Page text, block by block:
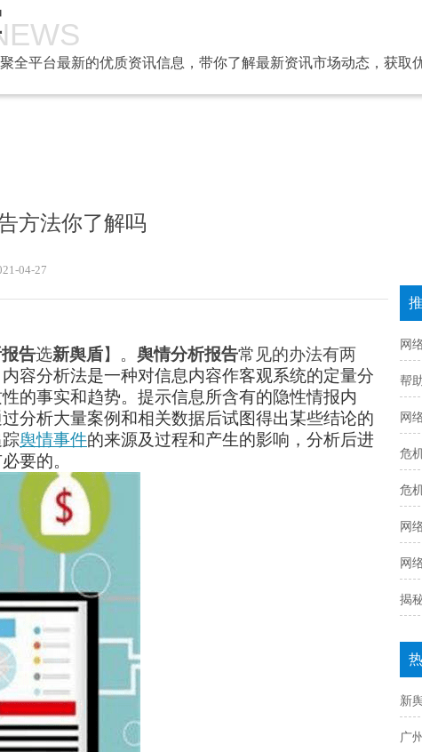
全平台最新的优质资讯信息，带你了解最新资讯市场动态，获取
方法你了解吗
04-27
告选新舆盾】。 舆情分析报告常见的办法有两
容分析法是一种对信息内容作客观系统的定量分
的事实和趋势。提示信息所含有的隐性情报内
分析大量案例和相关数据后试图得出某些结论的
舆情事件的来源及过程和产生的影响，分析后进
要的。
网
帮
网
危
危
网
网
揭
新
广